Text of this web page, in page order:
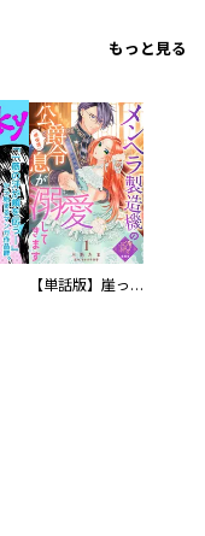
もっと見る
【単話版】崖っぷち令嬢ですが、意地と策略で幸せになります！シリーズ